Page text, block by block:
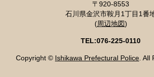
〒920-8553
石川県金沢市鞍月1丁目1番
(周辺地図 )
TEL:076-225-0110
Copyright © Ishikawa Prefectural Police. All